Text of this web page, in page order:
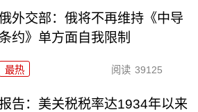
外交部：俄将不再维持《中导
约》单方面自我限制
最热 阅读 39125
告：美关税税率达1934年以来